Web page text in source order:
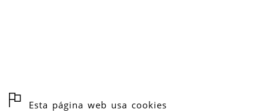
Esta página web usa cookies